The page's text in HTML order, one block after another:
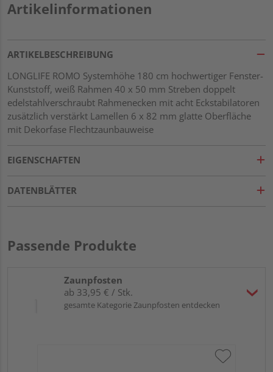
Artikelinformationen
ARTIKELBESCHREIBUNG
LONGLIFE ROMO Systemhöhe 180 cm hochwertiger Fenster-
Kunststoff, weiß Rahmen 40 x 50 mm Streben doppelt
edelstahlverschraubt Rahmenecken mit acht Eckstabilatoren
zusätzlich verstärkt Lamellen 6 x 82 mm glatte Oberfläche
mit Dekorfase Flechtzaunbauweise
EIGENSCHAFTEN
DATENBLÄTTER
Passende Produkte
Zaunpfosten
ab 33,95 € / Stk.
gesamte Kategorie Zaunpfosten entdecken